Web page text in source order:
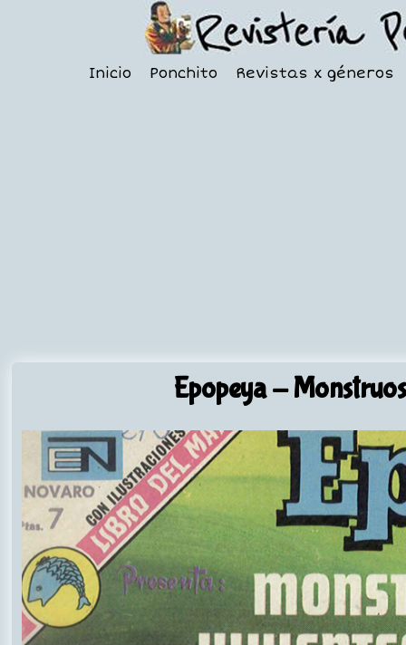
Inicio Ponchito Revistas x géneros
Epopeya- Monstruos